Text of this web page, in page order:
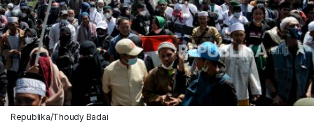
Republika/Thoudy Badai